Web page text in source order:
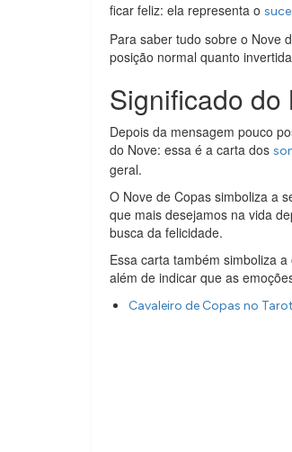
ficar feliz: ela representa o
Para saber tudo sobre o Nove
posição normal quanto
Significado do
Depois da mensagem pouco
do Nove: essa é a carta dos
geral.
O Nove de Copas simboliza a
que mais desejamos na vida
busca da felicidade.
Essa carta também simboliza
além de indicar que as
Cavaleiro de Copas no